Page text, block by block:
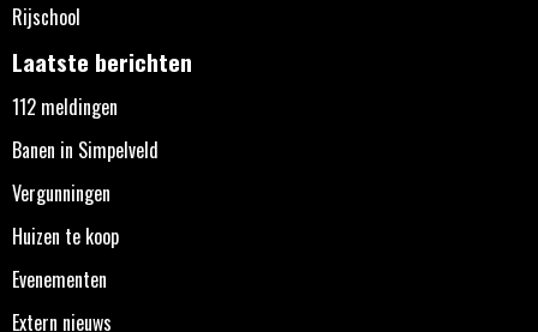
Rijschool
Laatste berichten
112 meldingen
Banen in Simpelveld
Vergunningen
Huizen te koop
Evenementen
Extern nieuws